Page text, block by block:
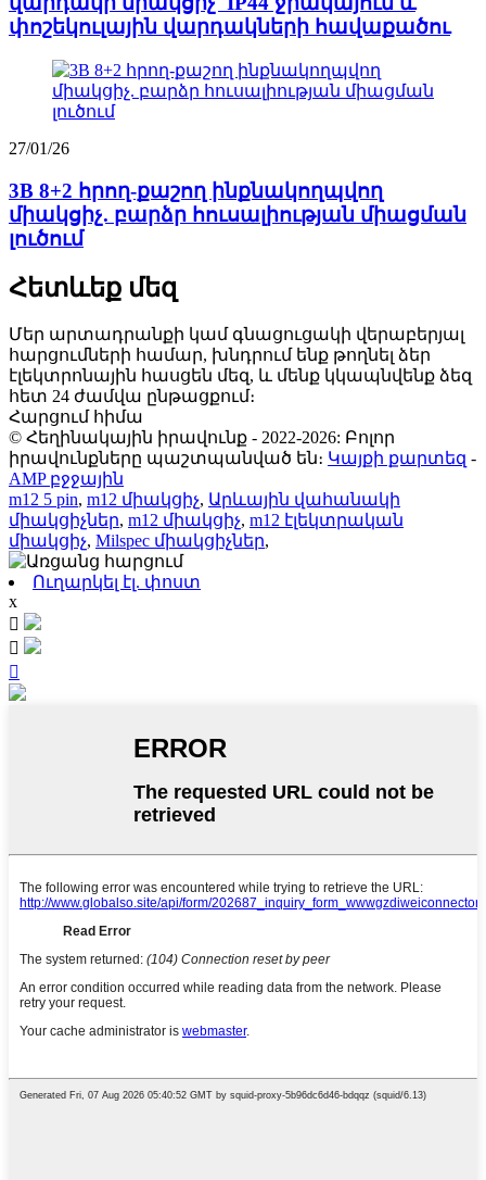
փոշեկուլային վարդակների հավաքածու
27/01/26
3B 8+2 հրող-քաշող ինքնակողպվող
միակցիչ. բարձր հուսալիության միացման
լուծում
Հետևեք մեզ
Մեր արտադրանքի կամ գնացուցակի վերաբերյալ
հարցումների համար, խնդրում ենք թողնել ձեր
էլեկտրոնային հասցեն մեզ, և մենք կկապնվենք ձեզ
հետ 24 ժամվա ընթացքում։
Հարցում հիմա
© Հեղինակային իրավունք - 2022-2026: Բոլոր
իրավունքները պաշտպանված են։ Կայքի քարտեզ -
AMP բջջային
m12 5 pin, m12 միակցիչ, Արևային վահանակի
միակցիչներ, m12 միակցիչ, m12 էլեկտրական
միակցիչ, Milspec միակցիչներ,
Ուղարկել էլ. փոստ
x


